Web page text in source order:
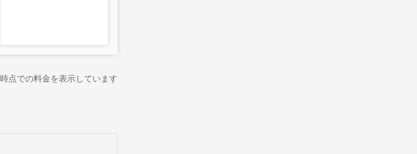
時点での料金を表示しています